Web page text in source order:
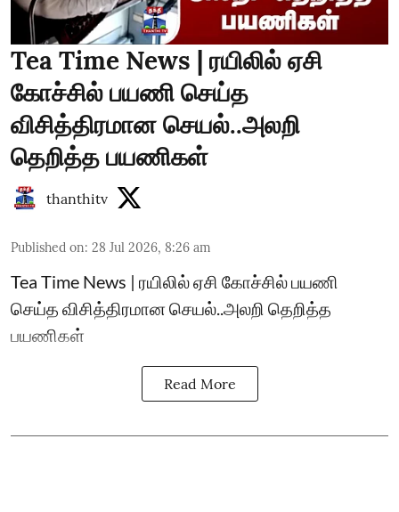
Tea Time News | ரயிலில் ஏசி
கோச்சில் பயணி செய்த
விசித்திரமான செயல்..அலறி
தெறித்த பயணிகள்
thanthitv
Published on: 28 Jul 2026, 8:26 am
Tea Time News | ரயிலில் ஏசி கோச்சில் பயணி
செய்த விசித்திரமான செயல்..அலறி தெறித்த
பயணிகள்
Read More